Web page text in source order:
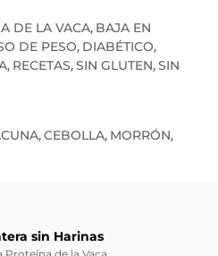
DE LA VACA, BAJA EN
DE PESO, DIABÉTICO,
, RECETAS,SIN GLUTEN,SIN
,CEBOLLA, MORRÓN,
sin Harinas